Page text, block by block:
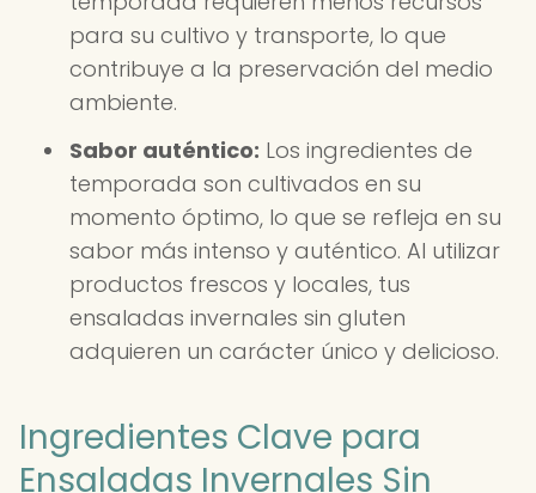
para su cultivo y transporte, lo que
contribuye a la preservación del medio
ambiente.
Sabor auténtico: Los ingredientes de
temporada son cultivados en su
momento óptimo, lo que se refleja en su
sabor más intenso y auténtico. Al utilizar
productos frescos y locales, tus
ensaladas invernales sin gluten
adquieren un carácter único y delicioso.
Ingredientes Clave para
Ensaladas Invernales Sin